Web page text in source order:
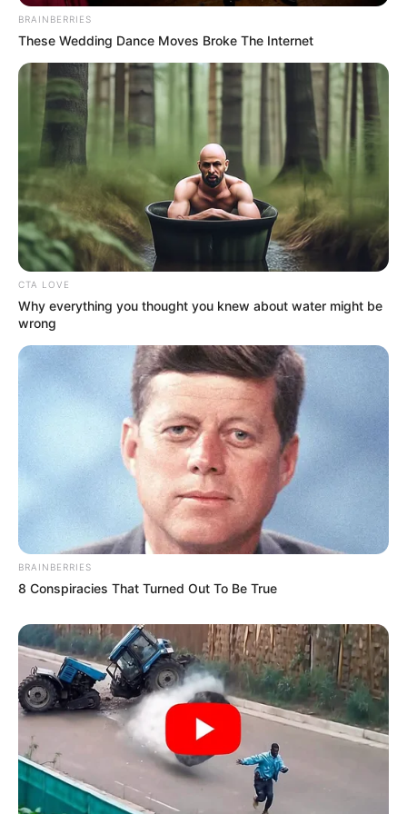
OUTSIDERS – Trois profils
capables de renverser les pronos
DAIQUIBERRY (7) – La compétitive qui ne
demande qu’un parcours clair
(7) DAIQUIBERRY
vient de très bien courir et
demeure compétitive à cette valeur. Son entraîneur
la dit en excellente forme. La distance et la PSF
devraient lui plaire. Seul sa corde extérieure pose
problème. Malgré tout, elle peut accrocher une belle
BRAINBERRIES
These Wedding Dance Moves Broke The Internet
CTA LOVE
Why everything you thought you knew about water might be
wrong
BRAINBERRIES
8 Conspiracies That Turned Out To Be True